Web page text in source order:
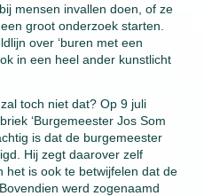
mensen invallen doen, of ze
groot onderzoek starten.
over ‘buren met een
in een heel ander kunstlicht
toch niet dat? Op 9 juli
‘Burgemeester Jos Som
is dat de burgemeester
Hij zegt daarover zelf
het is ook te betwijfelen dat de
werd zogenaamd